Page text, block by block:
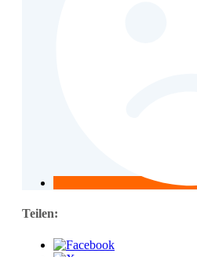
Teilen: